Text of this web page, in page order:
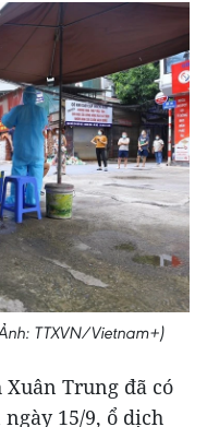
TTXVN/Vietnam+)
Trung đã có
15/9, ổ dịch